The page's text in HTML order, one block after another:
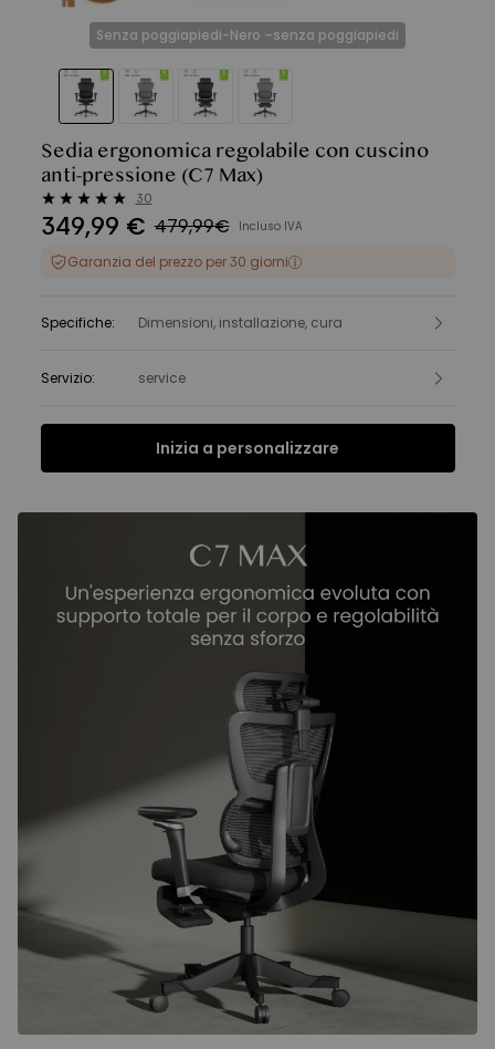
Senza poggiapiedi-Nero –senza poggiapiedi
Sedia ergonomica regolabile con cuscino
anti-pressione (C7 Max)
30
349,99 € 479,99€ Incluso IVA
Garanzia del prezzo per 30 giorni
Specifiche: Dimensioni, installazione, cura
Servizio: service
Inizia a personalizzare
Recensioni